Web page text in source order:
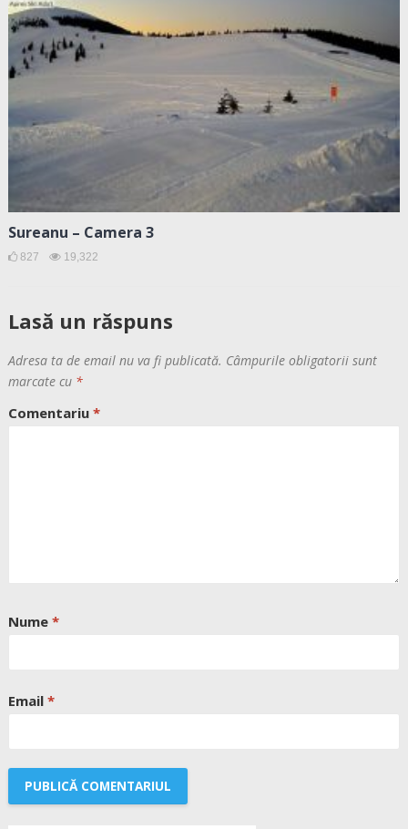
Sureanu – Camera 3
827 19,322
Lasă un răspuns
Adresa ta de email nu va fi publicată. Câmpurile obligatorii sunt
marcate cu *
Comentariu *
Nume *
Email *